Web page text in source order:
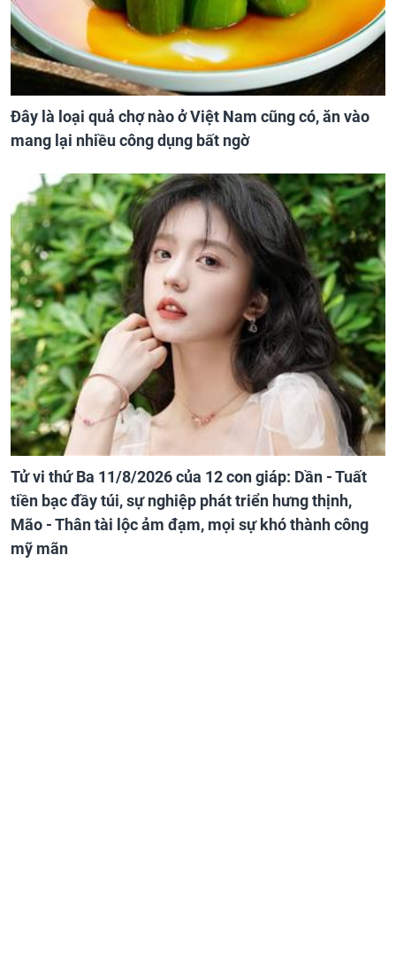
Đây là loại quả chợ nào ở Việt Nam cũng có, ăn vào
mang lại nhiều công dụng bất ngờ
Tử vi thứ Ba 11/8/2026 của 12 con giáp: Dần - Tuất
tiền bạc đầy túi, sự nghiệp phát triển hưng thịnh,
Mão - Thân tài lộc ảm đạm, mọi sự khó thành công
mỹ mãn